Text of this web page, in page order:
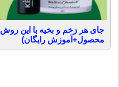
محصول+آموزش رایگان)